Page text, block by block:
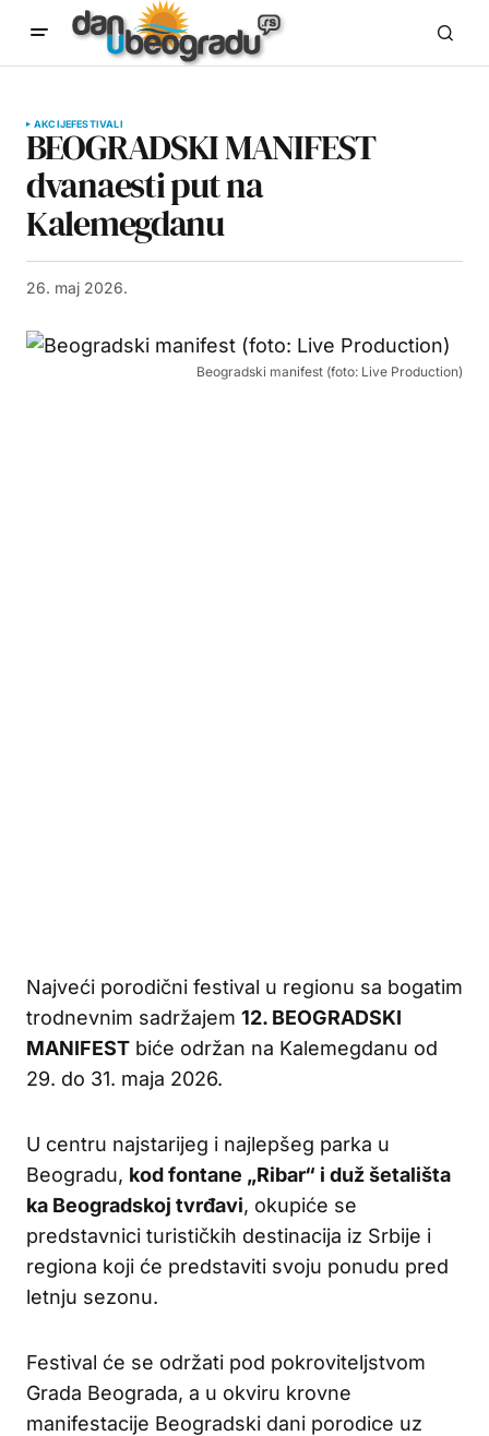
AKCIJEFESTIVALI
BEOGRADSKI MANIFEST
dvanaesti put na
Kalemegdanu
26. maj 2026.
Beogradski manifest (foto: Live Production)
Najveći porodični festival u regionu sa bogatim
trodnevnim sadržajem 12. BEOGRADSKI
MANIFEST biće održan na Kalemegdanu od
29. do 31. maja 2026.
U centru najstarijeg i najlepšeg parka u
Beogradu, kod fontane „Ribar“ i duž šetališta
ka Beogradskoj tvrđavi, okupiće se
predstavnici turističkih destinacija iz Srbije i
regiona koji će predstaviti svoju ponudu pred
letnju sezonu.
Festival će se održati pod pokroviteljstvom
Grada Beograda, a u okviru krovne
manifestacije Beogradski dani porodice uz